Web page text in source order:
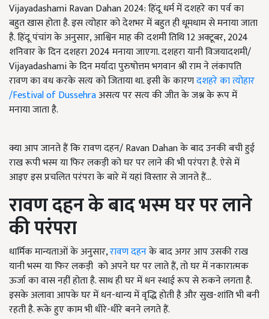
Vijayadashami Ravan Dahan 2024: हिंदू धर्म में दशहरे का पर्व का
बहुत खास होता है. इस त्योहार को देशभर में बहुत ही धूमधाम से मनाया जाता
है. हिंदू पंचांग के अनुसार, आश्विन माह की दशमी तिथि 12 अक्टूबर, 2024
शनिवार के दिन दशहरा 2024 मनाया जाएगा. दशहरा यानी विजयादशमी/
Vijayadashami के दिन मर्यादा पुरुषोत्तम भगवान श्री राम ने लंकापति
रावण का वध करके सत्य को जिताया था. इसी के कारणदशहरे का त्योहार
/Festival of Dussehraअसत्य पर सत्य की जीत के जश्न के रूप में
मनाया जाता है.
क्या आप जानते हैं कि रावण दहन/ Ravan Dahan के बाद उनकी बची हुई
राख रूपी भस्म या फिर लकड़ी को घर पर लाने की भी परंपरा है. ऐसे में
आइए इस प्रचलित परंपरा के बारे में यहां विस्तार से जानते हैं...
रावण दहन के बाद भस्म घर पर लाने
की परंपरा
धार्मिक मान्यताओं के अनुसार,रावण दहनके बाद अगर आप उसकी राख
यानी भस्म या फिर लकड़ी को अपने घर पर लाते हैं, तो घर में नकारात्मक
ऊर्जा का वास नहीं होता है. साथ ही घर में धन स्थाई रूप से रुकने लगता है.
इसके अलावा आपके घर में धन-धान्य में वृद्धि होती है और सुख-शांति भी बनी
रहती है. रूके हुए काम भी धीरे-धीरे बनने लगते हैं.